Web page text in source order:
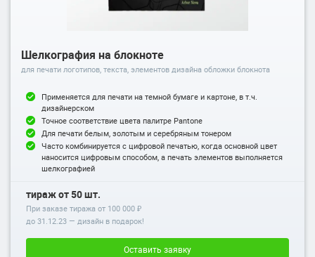
Шелкография на блокноте
для печати логотипов, текста, элементов дизайна обложки блокнота
Применяется для печати на темной бумаге и картоне, в т.ч.
дизайнерском
Точное соответствие цвета палитре Pantone
Для печати белым, золотым и серебряным тонером
Часто комбинируется с цифровой печатью, когда основной цвет
наносится цифровым способом, а печать элементов выполняется
шелкографией
тираж от 50 шт.
При заказе тиража от 100 000 ₽
до 31.12.23 — дизайн в подарок!
Оставить заявку